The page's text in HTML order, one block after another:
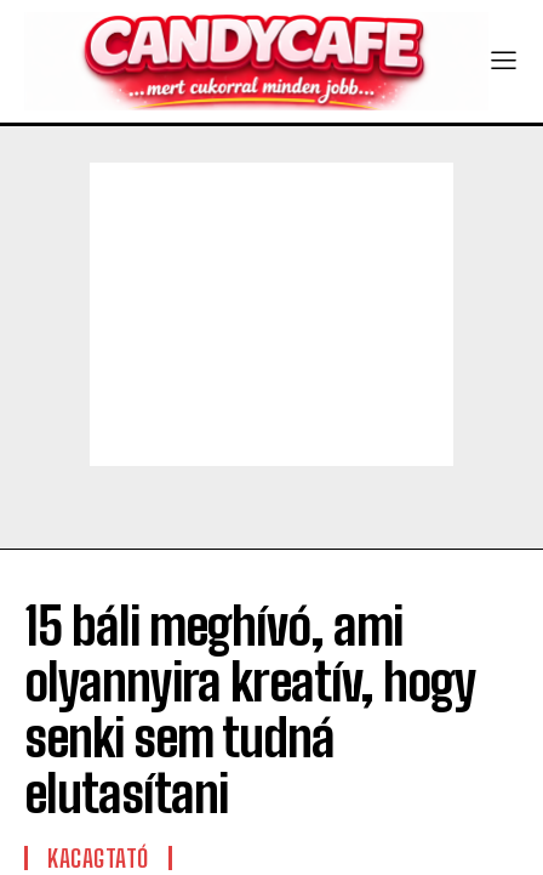
15 báli meghívó, ami
olyannyira kreatív, hogy
senki sem tudná
elutasítani
KACAGTATÓ